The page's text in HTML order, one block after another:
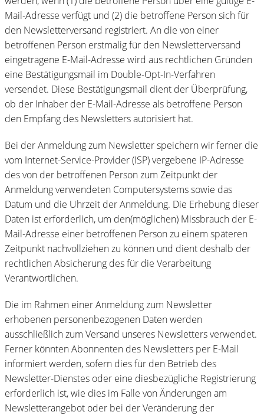
Mail-Adresse verfügt und (2) die betroffene Person sich für
den Newsletterversand registriert. An die von einer
betroffenen Person erstmalig für den Newsletterversand
eingetragene E-Mail-Adresse wird aus rechtlichen Gründen
eine Bestätigungsmail im Double-Opt-In-Verfahren
versendet. Diese Bestätigungsmail dient der Überprüfung,
ob der Inhaber der E-Mail-Adresse als betroffene Person
den Empfang des Newsletters autorisiert hat.
Bei der Anmeldung zum Newsletter speichern wir ferner die
vom Internet-Service-Provider (ISP) vergebene IP-Adresse
des von der betroffenen Person zum Zeitpunkt der
Anmeldung verwendeten Computersystems sowie das
Datum und die Uhrzeit der Anmeldung. Die Erhebung dieser
Daten ist erforderlich, um den(möglichen) Missbrauch der E-
Mail-Adresse einer betroffenen Person zu einem späteren
Zeitpunkt nachvollziehen zu können und dient deshalb der
rechtlichen Absicherung des für die Verarbeitung
Verantwortlichen.
Die im Rahmen einer Anmeldung zum Newsletter
erhobenen personenbezogenen Daten werden
ausschließlich zum Versand unseres Newsletters verwendet.
Ferner könnten Abonnenten des Newsletters per E-Mail
informiert werden, sofern dies für den Betrieb des
Newsletter-Dienstes oder eine diesbezügliche Registrierung
erforderlich ist, wie dies im Falle von Änderungen am
Newsletterangebot oder bei der Veränderung der